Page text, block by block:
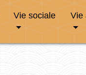
Vie sociale Vie